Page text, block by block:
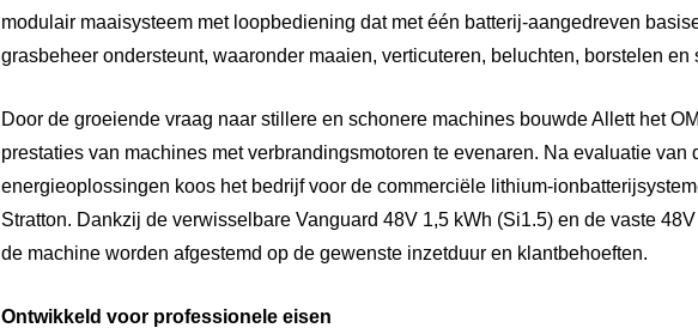
modulair maaisysteem met loopbediening dat met één batterij-aangedreven
grasbeheer ondersteunt, waaronder maaien, verticuteren, beluchten, borstelen en
Door de groeiende vraag naar stillere en schonere machines bouwde Allett het
prestaties van machines met verbrandingsmotoren te evenaren. Na evaluatie van
energieoplossingen koos het bedrijf voor de commerciële lithium-
Stratton. Dankzij de verwisselbare Vanguard 48V 1,5 kWh (Si1.5) en de vaste
de machine worden afgestemd op de gewenste inzetduur en klantbehoeften.
Ontwikkeld voor professionele eisen